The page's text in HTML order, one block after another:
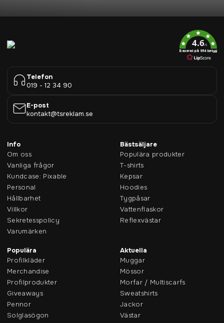
4.6/5
Baserat på 954 betyg
Telefon
019 - 12 34 90
E-post
kontakt@tsreklam.se
Info
Om oss
Vanliga frågor
Kundcase: Pixable
Personal
Hållbarhet
Villkor
Sekretesspolicy
Varumärken
Bästsäljare
Populära produkter
T-shirts
Kepsar
Hoodies
Tygpåsar
Vattenflaskor
Reflexvästar
Populära
Profilkläder
Merchandise
Profilprodukter
Giveaways
Pennor
Solglasögon
Aktuella
Muggar
Mössor
Morfar / Multiscarfs
Sweatshirts
Jackor
Västar